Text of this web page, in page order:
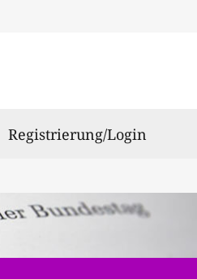
Registrierung/Login